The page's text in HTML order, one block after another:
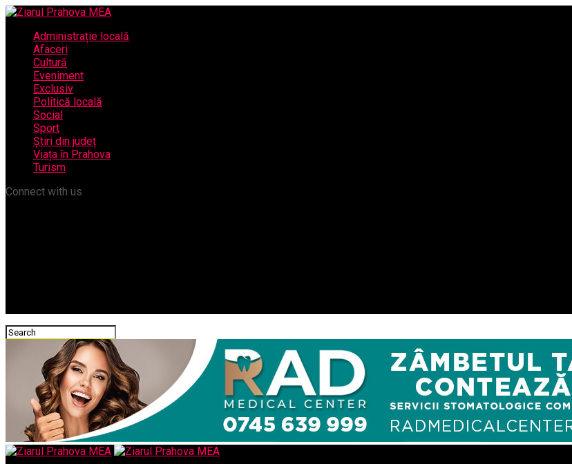
Administrație locală
Afaceri
Cultură
Eveniment
Exclusiv
Politică locală
Social
Sport
Știri din județ
Viața în Prahova
Turism
Connect with us